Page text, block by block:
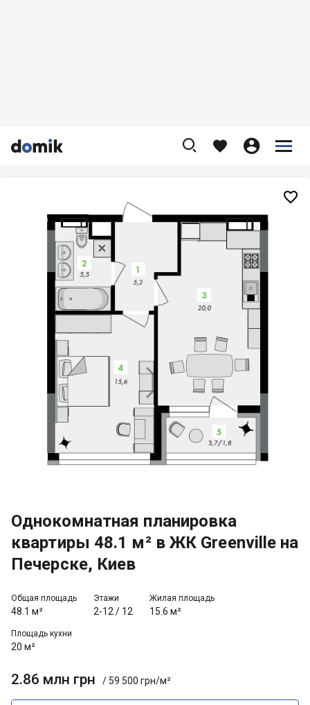


    


Однокомнатная планировка
квартиры 48.1 м² в ЖК Greenville на
Печерске, Киев
Общая площадь
48.1 м²
Этажи
2-12 / 12
Жилая площадь
15.6 м²
Площадь кухни
20 м²
2.86 млн грн / 59 500 грн/м²
